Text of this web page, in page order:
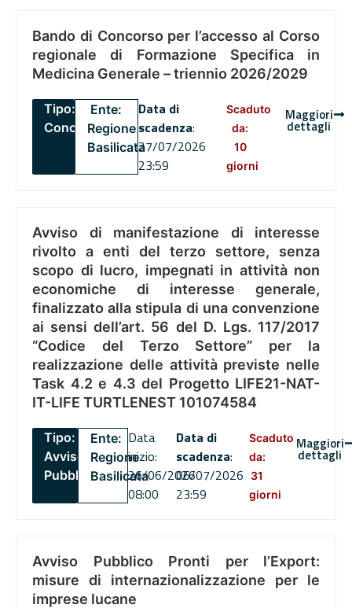
Bando di Concorso per l’accesso al Corso
regionale di Formazione Specifica in
Medicina Generale – triennio 2026/2029
Tipo:
Concorsi
Ente:
Regione
Basilicata
Data di
scadenza:
27/07/2026
23:59
Scaduto
da:
10
giorni
Maggiori
dettagli
Avviso di manifestazione di interesse
rivolto a enti del terzo settore, senza
scopo di lucro, impegnati in attività non
economiche di interesse generale,
finalizzato alla stipula di una convenzione
ai sensi dell’art. 56 del D. Lgs. 117/2017
“Codice del Terzo Settore” per la
realizzazione delle attività previste nelle
Task 4.2 e 4.3 del Progetto LIFE21-NAT-
IT-LIFE TURTLENEST 101074584
Tipo:
Avviso
Pubblico
Ente:
Regione
Basilicata
Data
inizio:
26/06/2026
08:00
Data di
scadenza:
06/07/2026
23:59
Scaduto
da:
31
giorni
Maggiori
dettagli
Avviso Pubblico Pronti per l’Export:
misure di internazionalizzazione per le
imprese lucane